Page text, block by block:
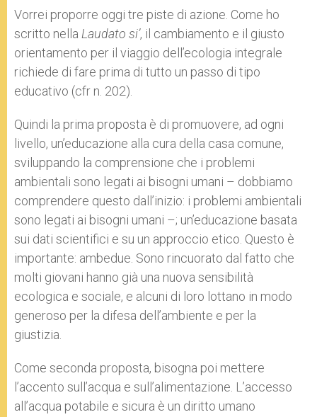
Vorrei proporre oggi tre piste di azione. Come ho
scritto nella Laudato si’, il cambiamento e il giusto
orientamento per il viaggio dell’ecologia integrale
richiede di fare prima di tutto un passo di tipo
educativo (cfr n. 202).
Quindi la prima proposta è di promuovere, ad ogni
livello, un’educazione alla cura della casa comune,
sviluppando la comprensione che i problemi
ambientali sono legati ai bisogni umani – dobbiamo
comprendere questo dall’inizio: i problemi ambientali
sono legati ai bisogni umani –; un’educazione basata
sui dati scientifici e su un approccio etico. Questo è
importante: ambedue. Sono rincuorato dal fatto che
molti giovani hanno già una nuova sensibilità
ecologica e sociale, e alcuni di loro lottano in modo
generoso per la difesa dell’ambiente e per la
giustizia.
Come seconda proposta, bisogna poi mettere
l’accento sull’acqua e sull’alimentazione. L’accesso
all’acqua potabile e sicura è un diritto umano